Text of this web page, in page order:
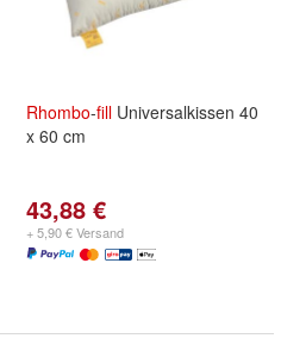
Rhombo-fill Universalkissen 40
x 60 cm
43,88 €
+ 5,90 € Versand